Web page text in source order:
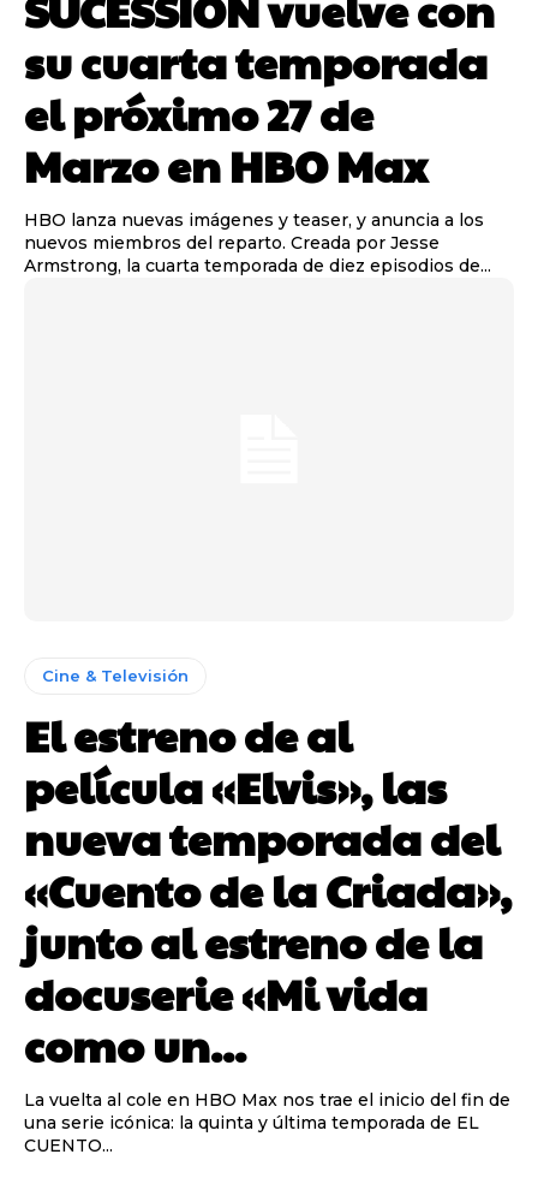
su cuarta temporada
el próximo 27 de
Marzo en HBO Max
HBO lanza nuevas imágenes y teaser, y anuncia a los
nuevos miembros del reparto. Creada por Jesse
Armstrong, la cuarta temporada de diez episodios de...
Cine & Televisión
El estreno de al
película «Elvis», las
nueva temporada del
«Cuento de la Criada»,
junto al estreno de la
docuserie «Mi vida
como un...
La vuelta al cole en HBO Max nos trae el inicio del fin de
una serie icónica: la quinta y última temporada de EL
CUENTO...